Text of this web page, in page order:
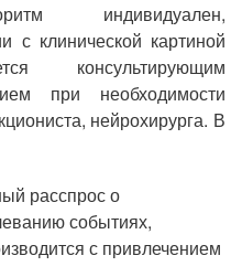
индивидуален,
с клинической картиной
консультирующим
при необходимости
нейрохирурга. В
расспрос о
событиях,
с привлечением